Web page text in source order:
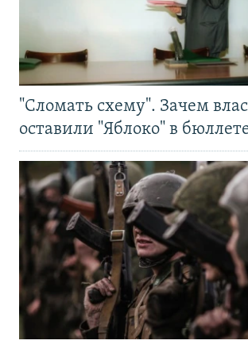
"Сломать схему". Зачем
оставили "Яблоко" в